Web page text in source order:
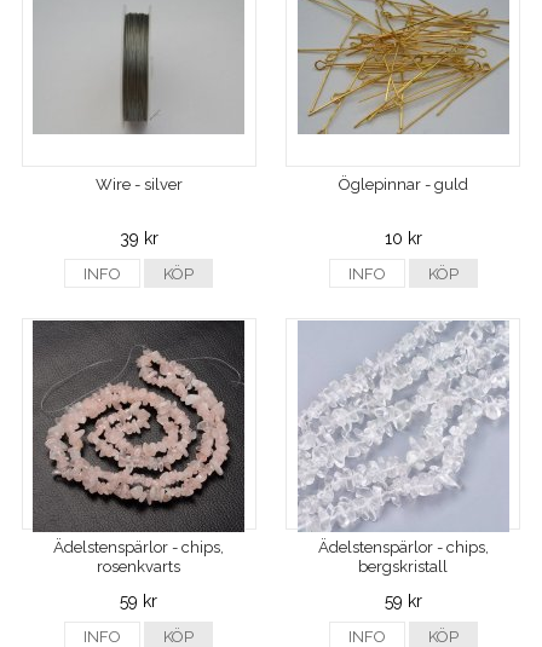
Wire - silver
39 kr
INFO KÖP
Öglepinnar - guld
10 kr
INFO KÖP
Ädelstenspärlor - chips,
rosenkvarts
59 kr
INFO KÖP
Ädelstenspärlor - chips,
bergskristall
59 kr
INFO KÖP